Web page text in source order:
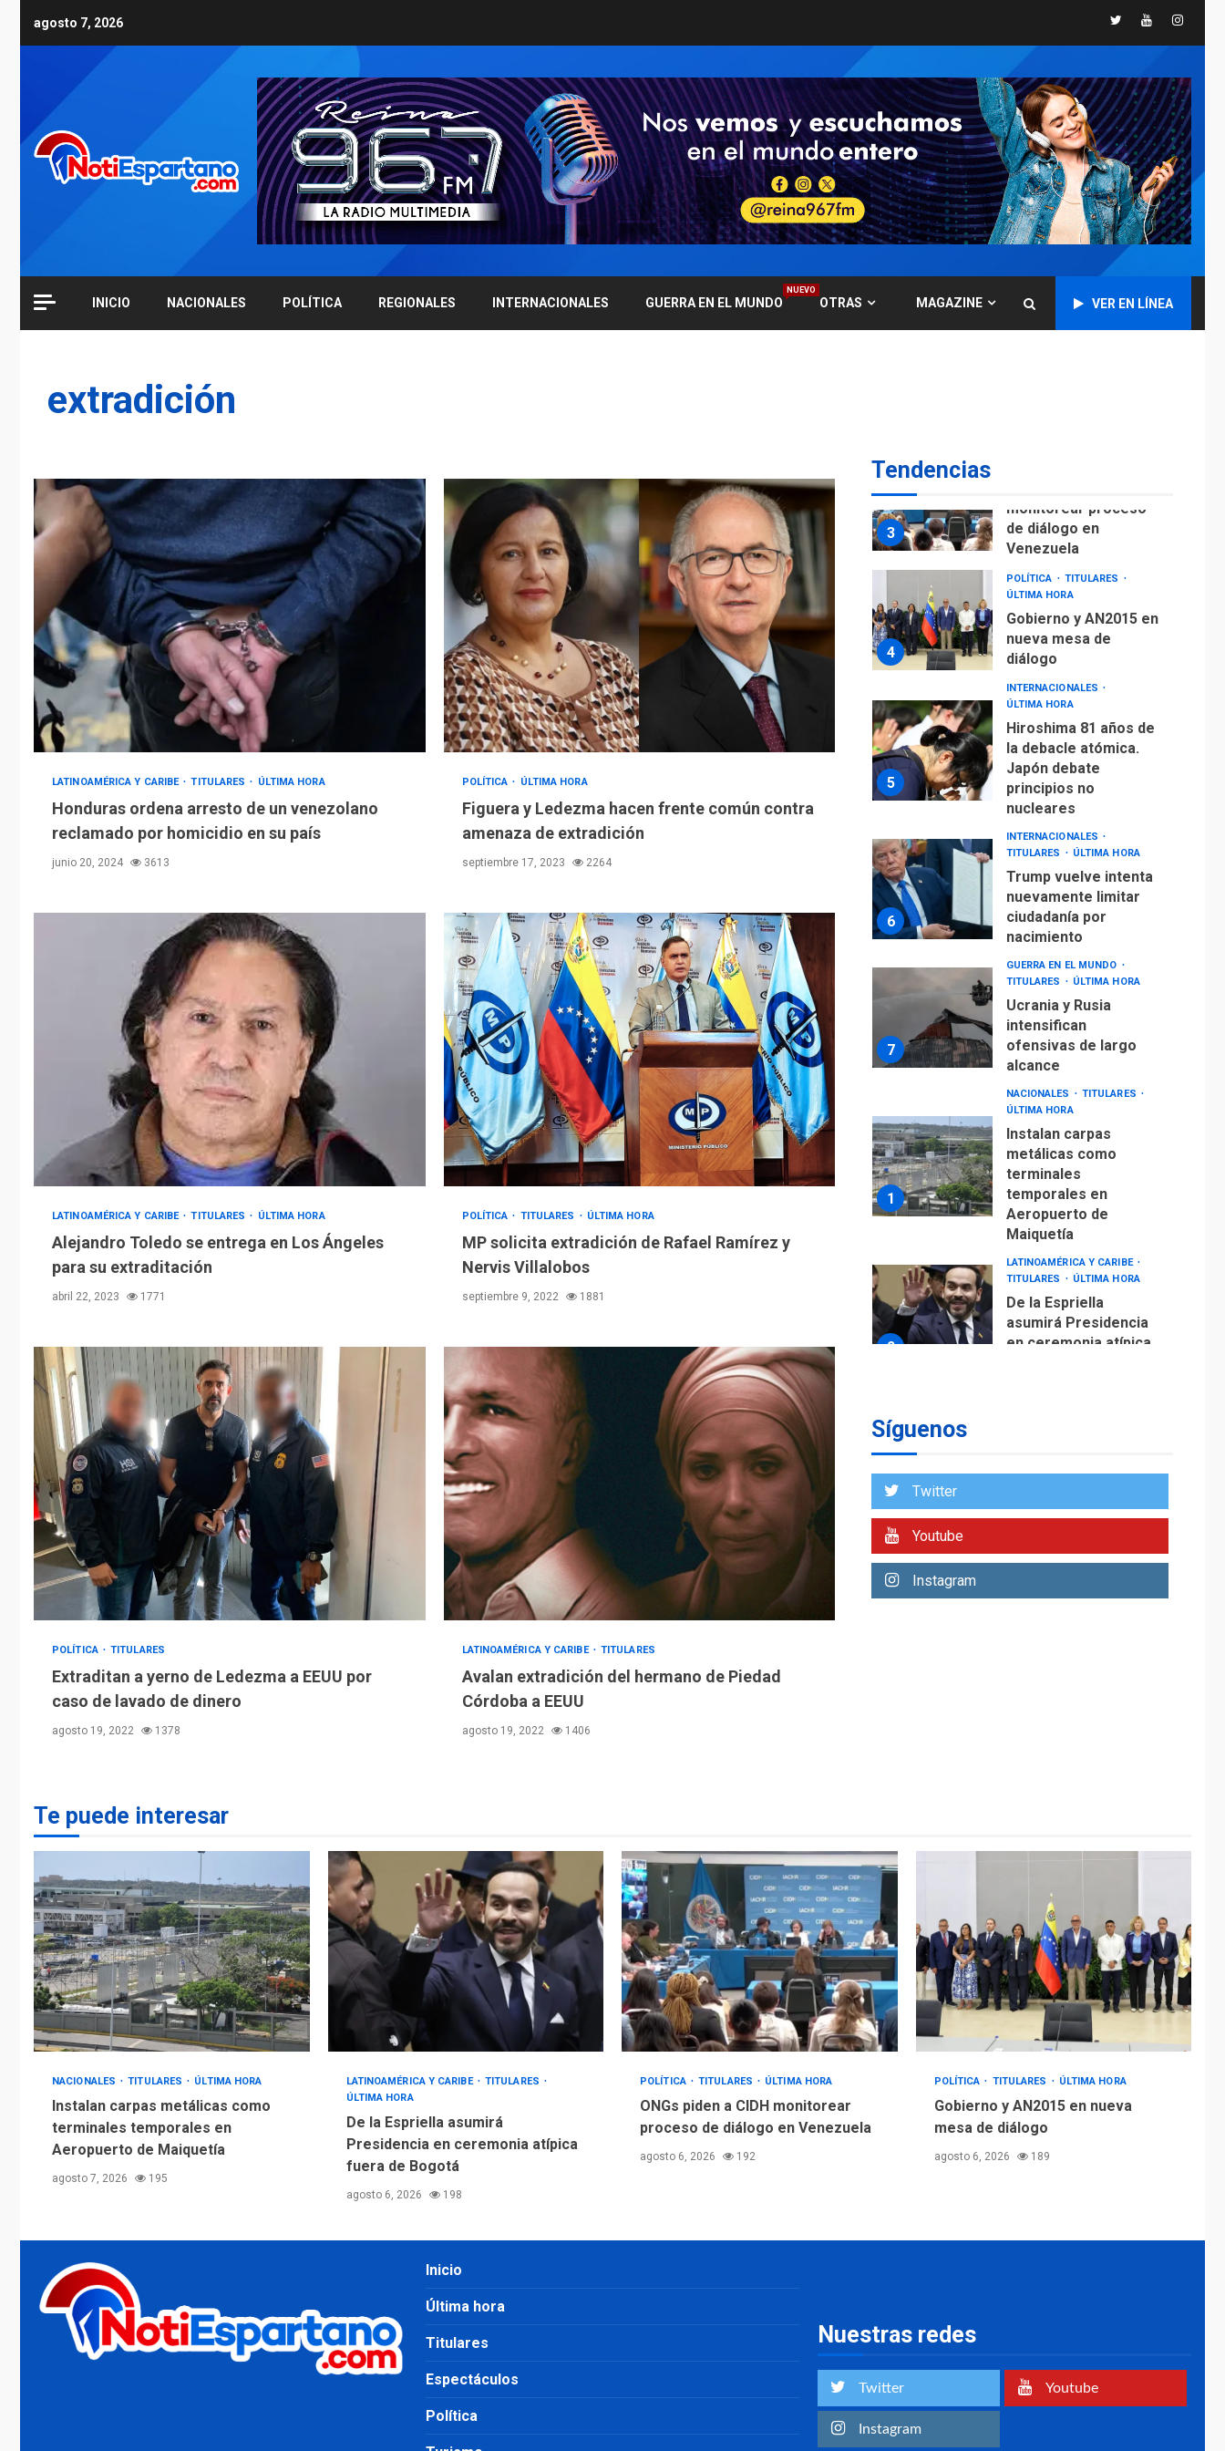
agosto 7, 2026 TwitterYoutube
INICIO NACIONALES POLÍTICA REGIONALES INTERNACIONALES GUERRA EN EL MUNDO
NUEVO
OTRAS MAGAZINE VER EN LÍNEA
extradición
LATINOAMÉRICA Y CARIBE TITULARES ÚLTIMA HORA
Honduras ordena arresto de un venezolano
reclamado por homicidio en su país
junio 20, 2024 3613
POLÍTICA ÚLTIMA HORA
Figuera y Ledezma hacen frente común contra
amenaza de extradición
septiembre 17, 2023 2264
LATINOAMÉRICA Y CARIBE TITULARES ÚLTIMA HORA
Alejandro Toledo se entrega en Los Ángeles
para su extraditación
abril 22, 2023 1771
POLÍTICA TITULARES ÚLTIMA HORA
MP solicita extradición de Rafael Ramírez y
Nervis Villalobos
septiembre 9, 2022 1881
POLÍTICA TITULARES
Extraditan a yerno de Ledezma a EEUU por
caso de lavado de dinero
agosto 19, 2022 1378
LATINOAMÉRICA Y CARIBE TITULARES
Avalan extradición del hermano de Piedad
Córdoba a EEUU
agosto 19, 2022 1406
Tendencias
7
GUERRA EN EL MUNDO
Ucrania y Rusia
intensifican
ofensivas de largo
alcance
NACIONALES
TITULARES
ÚLTIMA HORA
Instalan carpas
metálicas como
terminales
Aeropuerto de
3
monitorear proceso
de diálogo en
Venezuela
4
POLÍTICA
TITULARES
ÚLTIMA HORA
Gobierno y AN2015 en
nueva mesa de
diálogo
5
INTERNACIONALES
ÚLTIMA HORA
Hiroshima 81 años de
la debacle atómica.
Japón debate
principios no
nucleares
6
INTERNACIONALES
TITULARES
ÚLTIMA HORA
Trump vuelve intenta
nuevamente limitar
ciudadanía por
nacimiento
7
GUERRA EN EL MUNDO
TITULARES
ÚLTIMA HORA
Ucrania y Rusia
intensifican
ofensivas de largo
alcance
1
NACIONALES
TITULARES
ÚLTIMA HORA
Instalan carpas
metálicas como
terminales
temporales en
Aeropuerto de
Maiquetía
2
LATINOAMÉRICA Y CARIBE
TITULARES
ÚLTIMA HORA
De la Espriella
asumirá Presidencia
en ceremonia atípica
3
de diálogo en
4
POLÍTICA
TITULARES
Gobierno y AN2015 en
diálogo
Síguenos
Twitter
Youtube
Instagram
Te puede interesar
NACIONALES TITULARES ÚLTIMA HORA
Instalan carpas metálicas como
terminales temporales en
Aeropuerto de Maiquetía
agosto 7, 2026 195
LATINOAMÉRICA Y CARIBE
TITULARES
ÚLTIMA HORA
De la Espriella asumirá
Presidencia en ceremonia atípica
fuera de Bogotá
agosto 6, 2026 198
POLÍTICA TITULARES ÚLTIMA HORA
ONGs piden a CIDH monitorear
proceso de diálogo en Venezuela
agosto 6, 2026 192
POLÍTICA TITULARES ÚLTIMA HORA
Gobierno y AN2015 en nueva
mesa de diálogo
agosto 6, 2026 189
Inicio
Última hora
Titulares
Espectáculos
Política
Nuestras redes
Twitter Youtube
Instagram